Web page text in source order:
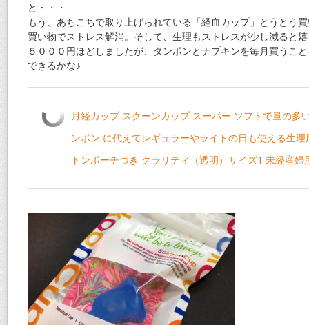
と・・・
もう、あちこちで取り上げられている「経血カップ」とうとう
買い物でストレス解消。そして、生理もストレスが少し減ると
５０００円ほどしましたが、タンポンとナプキンを毎月買うこ
できるかな♪
月経カップ スクーンカップ スーパー ソフトで量の多
ンポン に代えてレギュラーやライトの日も使える生
トンポーチつき クラリティ（透明）サイズ1 未経産婦